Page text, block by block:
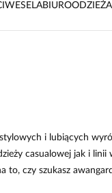
WESELABIUROODZIEŻ
i lubiących
casualowej jak i
czy szukasz